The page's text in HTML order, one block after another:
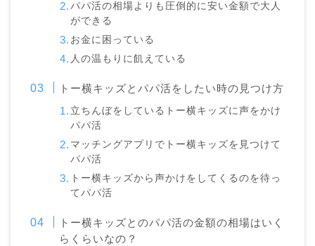
パパ活の相場よりも圧倒的に安い金額で大人
ができる
お金に困っている
人の温もりに飢えている
トー横キッズとパパ活をしたい時の見つけ方
立ちんぼをしているトー横キッズに声をかけ
パパ活
マッチングアプリでトー横キッズを見つけて
パパ活
トー横キッズから声かけをしてくるのを待っ
てパパ活
トー横キッズとのパパ活の金額の相場はいく
らくらいなの？